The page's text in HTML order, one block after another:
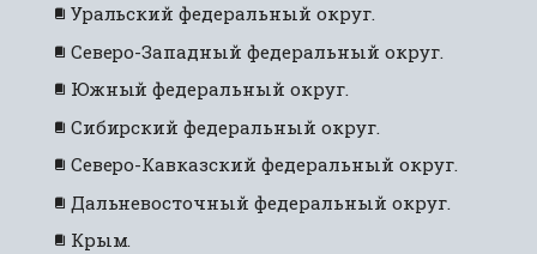
Уральский федеральный округ.
Северо-Западный федеральный округ.
Южный федеральный округ.
Сибирский федеральный округ.
Северо-Кавказский федеральный округ.
Дальневосточный федеральный округ.
Крым.